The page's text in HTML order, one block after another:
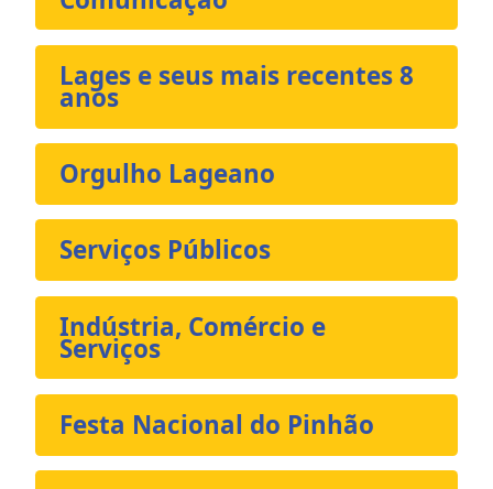
Lages e seus mais recentes 8
anos
Orgulho Lageano
Serviços Públicos
Indústria, Comércio e
Serviços
Festa Nacional do Pinhão